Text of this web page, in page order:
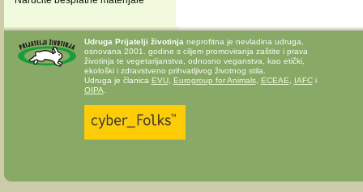
Udruga Prijatelji životinja neprofitna je nevladina udruga,
osnovana 2001. godine s ciljem promoviranja zaštite i prava
životinja te vegetarijanstva, odnosno veganstva, kao etički,
ekološki i zdravstveno prihvatljivog životnog stila.
Udruga je članica EVU, Eurogroup for Animals, ECEAE IAFCi
OIPA